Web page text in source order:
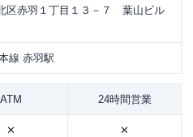
区赤羽１丁目１３－７ 葉山ビル
線 赤羽駅
ATM 24時間営業
✕ ✕